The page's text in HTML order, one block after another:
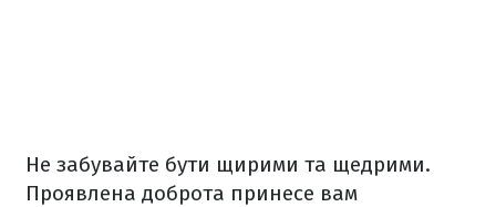
Не забувайте бути щирими та щедрими.
Проявлена доброта принесе вам